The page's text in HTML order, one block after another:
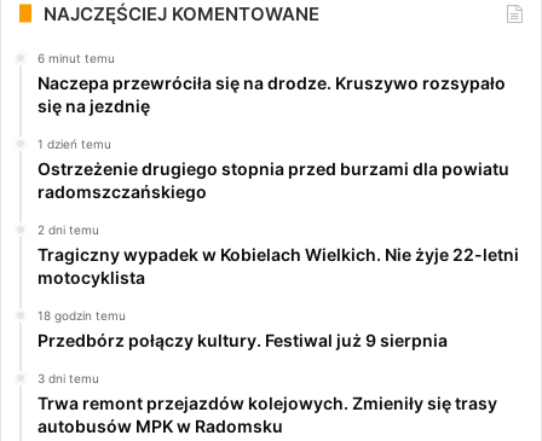
NAJCZĘŚCIEJ KOMENTOWANE
6 minut temu
Naczepa przewróciła się na drodze. Kruszywo rozsypało
się na jezdnię
1 dzień temu
Ostrzeżenie drugiego stopnia przed burzami dla powiatu
radomszczańskiego
2 dni temu
Tragiczny wypadek w Kobielach Wielkich. Nie żyje 22-letni
motocyklista
18 godzin temu
Przedbórz połączy kultury. Festiwal już 9 sierpnia
3 dni temu
Trwa remont przejazdów kolejowych. Zmieniły się trasy
autobusów MPK w Radomsku